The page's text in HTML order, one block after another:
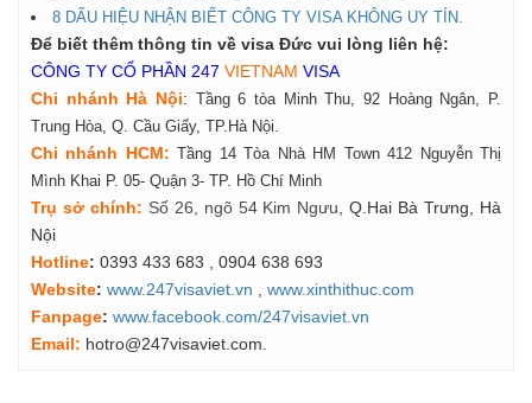
8 DẤU HIỆU NHẬN BIẾT CÔNG TY VISA KHÔNG UY TÍN.
Để biết thêm thông tin về visa Đức vui lòng liên hệ:
CÔNG TY CỔ PHẦN 247 VIETNAM VISA
Chi nhánh Hà Nội: Tầng 6 tòa Minh Thu, 92 Hoàng Ngân, P.
Trung Hòa, Q. Cầu Giấy, TP.Hà Nội.
Chi nhánh HCM: Tầng 14 Tòa Nhà HM Town 412 Nguyễn Thị
Mình Khai P. 05- Quận 3- TP. Hồ Chí Minh
Trụ sở chính: Số 26, ngõ 54 Kim Ngưu , Q.Hai Bà Trưng, Hà
Nội
Hotline: 0393 433 683 , 0904 638 693
Website: www.247visaviet.vn
www.xinthithuc.com
Fanpage: www.facebook.com/247visaviet.vn
Email: hotro@247visaviet.com.